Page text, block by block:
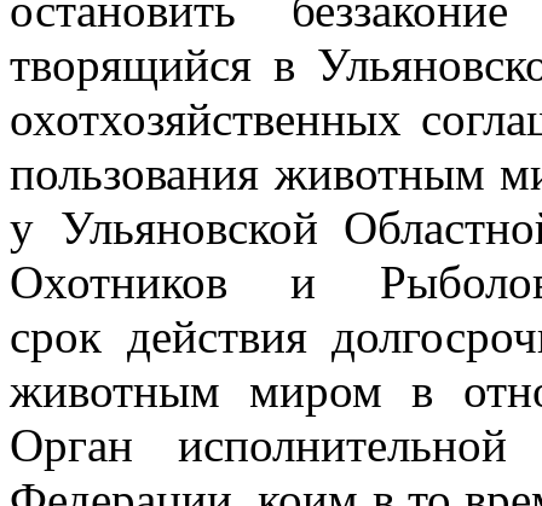
остановить
творящийся в
охотхозяйственных
пользования животным
у Ульяновской
Охотников и
срок действия
животным миром в
Орган